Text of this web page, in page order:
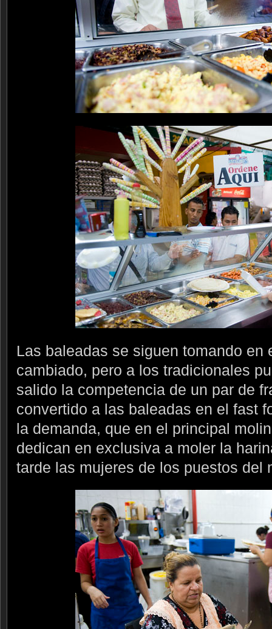
Las baleadas se siguen tomando en
cambiado, pero a los tradicionales
salido la competencia de un par de
convertido a las baleadas en el fast
la demanda, que en el principal
dedican en exclusiva a moler la
tarde las mujeres de los puestos del